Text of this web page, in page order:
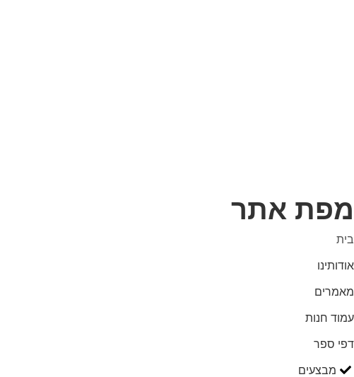
מפת אתר
בית
אודותינו
מאמרים
עמוד חנות
דפי ספר
מבצעים